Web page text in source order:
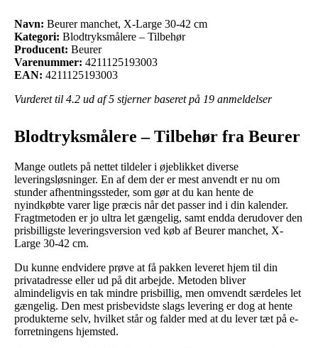
Navn: Beurer manchet, X-Large 30-42 cm
Kategori: Blodtryksmålere – Tilbehør
Producent: Beurer
Varenummer: 4211125193003
EAN: 4211125193003
Vurderet til 4.2 ud af 5 stjerner baseret på 19 anmeldelser
Blodtryksmålere – Tilbehør fra Beurer
Mange outlets på nettet tildeler i øjeblikket diverse
leveringsløsninger. En af dem der er mest anvendt er nu om
stunder afhentningssteder, som gør at du kan hente de
nyindkøbte varer lige præcis når det passer ind i din kalender.
Fragtmetoden er jo ultra let gængelig, samt endda derudover den
prisbilligste leveringsversion ved køb af Beurer manchet, X-
Large 30-42 cm.
Du kunne endvidere prøve at få pakken leveret hjem til din
privatadresse eller ud på dit arbejde. Metoden bliver
almindeligvis en tak mindre prisbillig, men omvendt særdeles let
gængelig. Den mest prisbevidste slags levering er dog at hente
produkterne selv, hvilket står og falder med at du lever tæt på e-
forretningens hjemsted.